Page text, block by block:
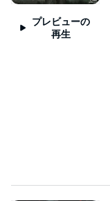
プレビューの
再生